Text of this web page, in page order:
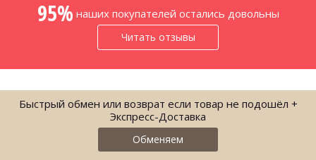
95% наших покупателей остались довольны
Читать отзывы
Быстрый обмен или возврат если товар не подошёл +
Экспресс-Доставка
Обменяем